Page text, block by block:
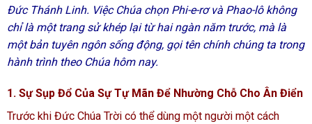
Đức Thánh Linh. Việc Chúa chọn Phi-e-rơ và Phao-lô không
chỉ là một trang sử khép lại từ hai ngàn năm trước, mà là
một bản tuyên ngôn sống động, gọi tên chính chúng ta trong
hành trình theo Chúa hôm nay.
1. Sự Sụp Đổ Của Sự Tự Mãn Để Nhường Chỗ Cho Ân Điển
Trước khi Đức Chúa Trời có thể dùng một người một cách